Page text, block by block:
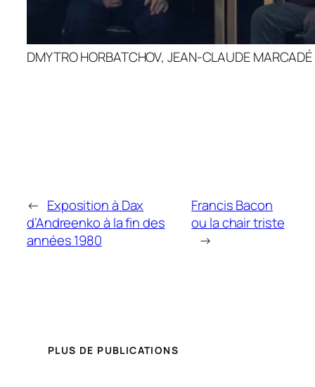
DMYTRO HORBATCHOV, JEAN-CLAUDE MARCADÉ
← Exposition à Dax
d’Andreenko à la fin des
années 1980
Francis Bacon
ou la chair triste
→
PLUS DE PUBLICATIONS